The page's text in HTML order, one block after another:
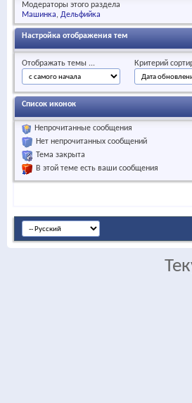
Модераторы этого раздела
Машинка Дельфийка
Настройка отображения тем
Отображать темы ... Критерий
Список иконок
Непрочитанные сообщения
Нет непрочитанных сообщений
Тема закрыта
В этой теме есть ваши сообщения